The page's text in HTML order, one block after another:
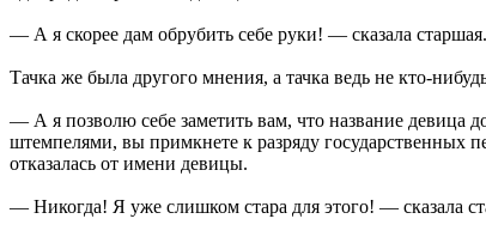
— А я скорее дам обрубить себе руки! — сказала старшая.
Тачка же была другого мнения, а тачка ведь не кто-
— А я позволю себе заметить вам, что название девица
штемпелями, вы примкнете к разряду государственных
отказалась от имени девицы.
— Никогда! Я уже слишком стара для этого! — сказала